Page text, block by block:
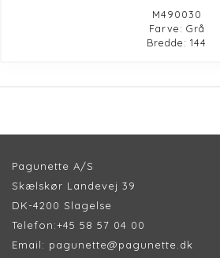
M490030
Farve: Grå
Bredde: 144
Pagunette A/S
Skælskør Landevej 39
DK-4200 Slagelse
Telefon:+45 58 57 04 00
Email: pagunette@pagunette.dk